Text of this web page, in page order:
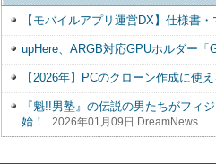
【モバイルアプリ運営DX】仕様書
upHere、ARGB対応GPUホルダー「
【2026年】PCのクローン作成に使
『魁!!男塾』の伝説の男たちがフィ
始！
2026年01月09日 DreamNews